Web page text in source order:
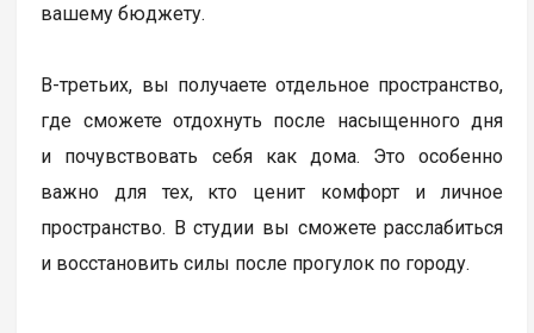
вашему бюджету.
В-третьих, вы получаете отдельное пространство,
где сможете отдохнуть после насыщенного дня
и почувствовать себя как дома. Это особенно
важно для тех, кто ценит комфорт и личное
пространство. В студии вы сможете расслабиться
и восстановить силы после прогулок по городу.